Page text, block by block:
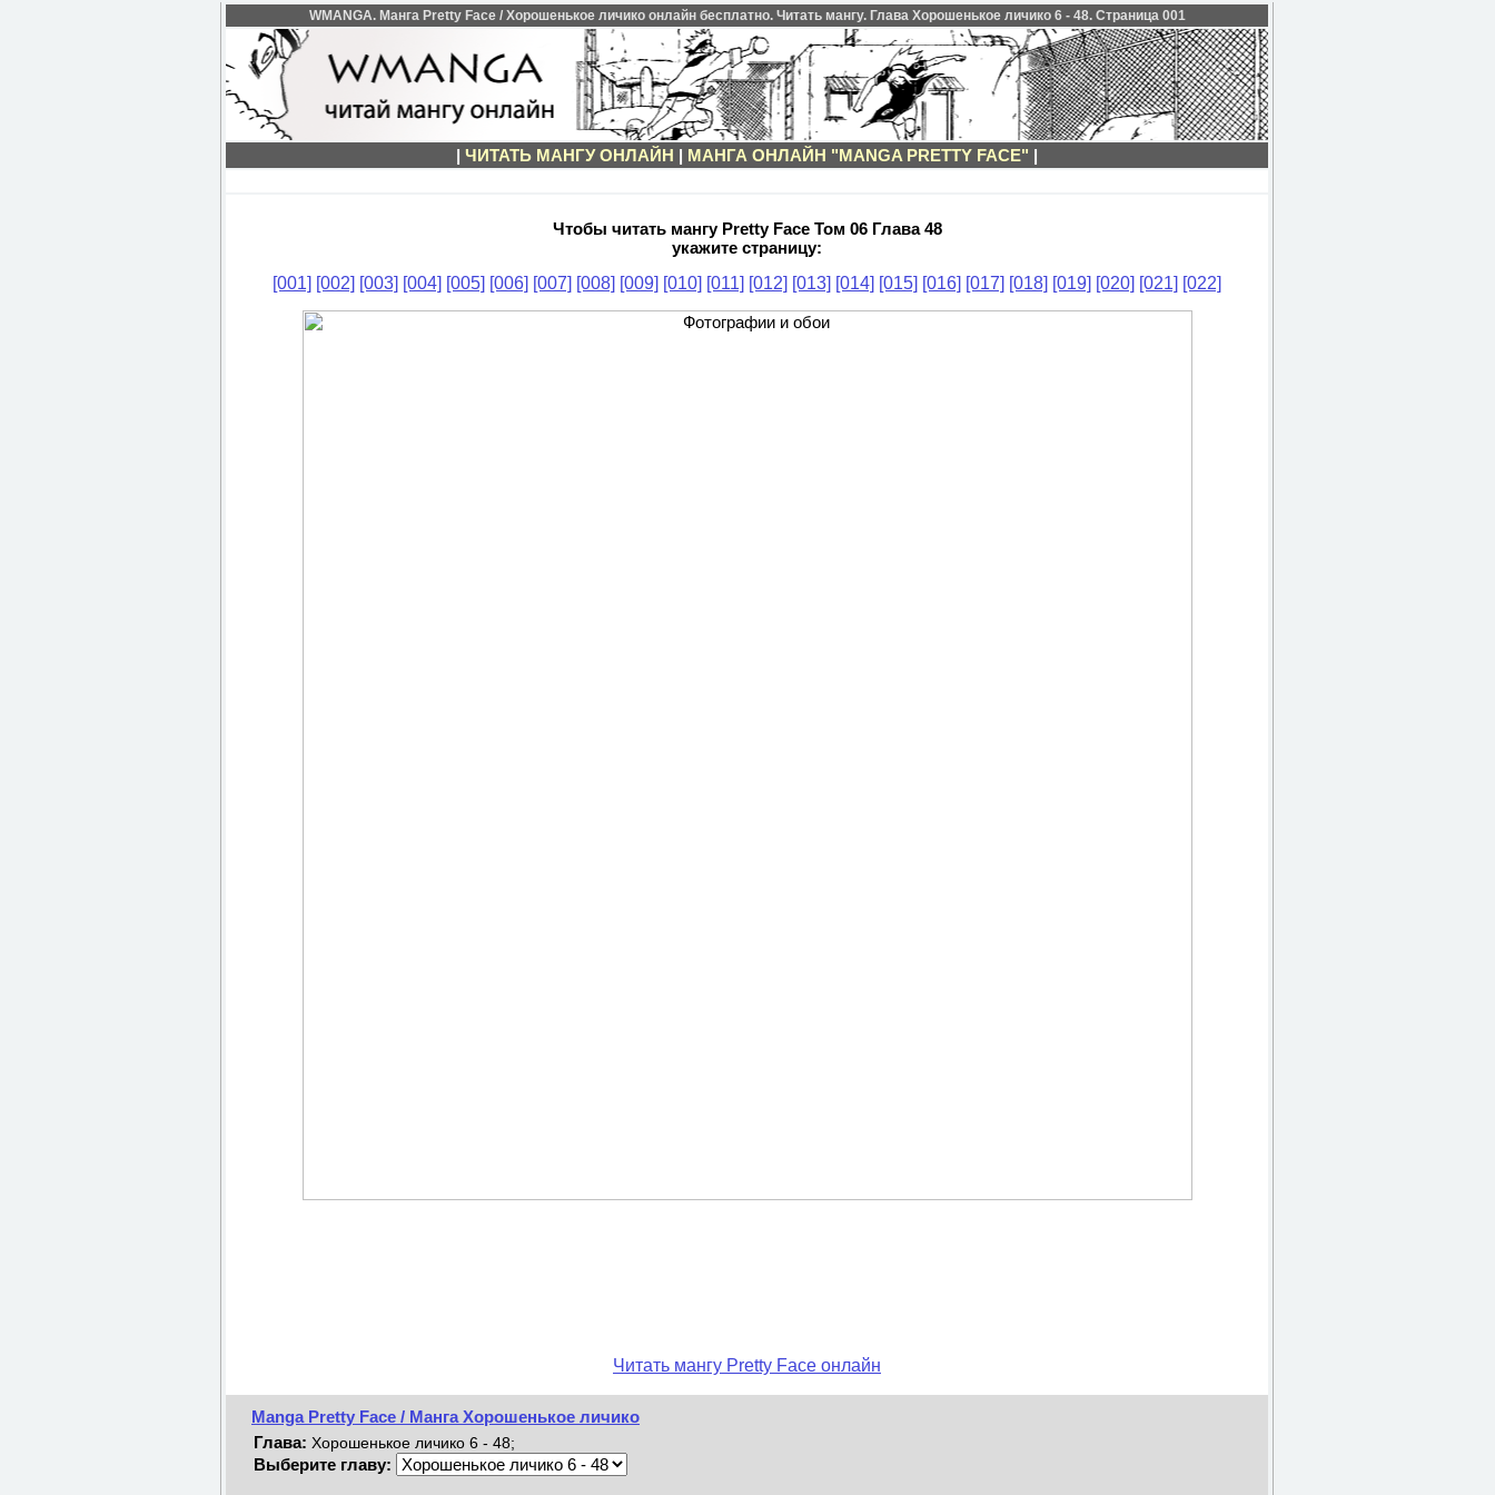
WMANGA. Манга Pretty Face / Хорошенькое личико онлайн бесплатно. Читать мангу. Глава Хорошенькое личико 6 - 48. Страница 001
| ЧИТАТЬ МАНГУ ОНЛАЙН | МАНГА ОНЛАЙН "MANGA PRETTY FACE" |
Чтобы читать мангу Pretty Face Том 06 Глава 48
укажите страницу:
[001] [002] [003] [004] [005] [006] [007] [008] [009] [010] [011] [012] [013] [014] [015] [016] [017] [018] [019] [020] [021] [022]
Читать мангу Pretty Face онлайн
Manga Pretty Face / Манга Хорошенькое личико
Глава: Хорошенькое личико 6 - 48;
Выберите главу: